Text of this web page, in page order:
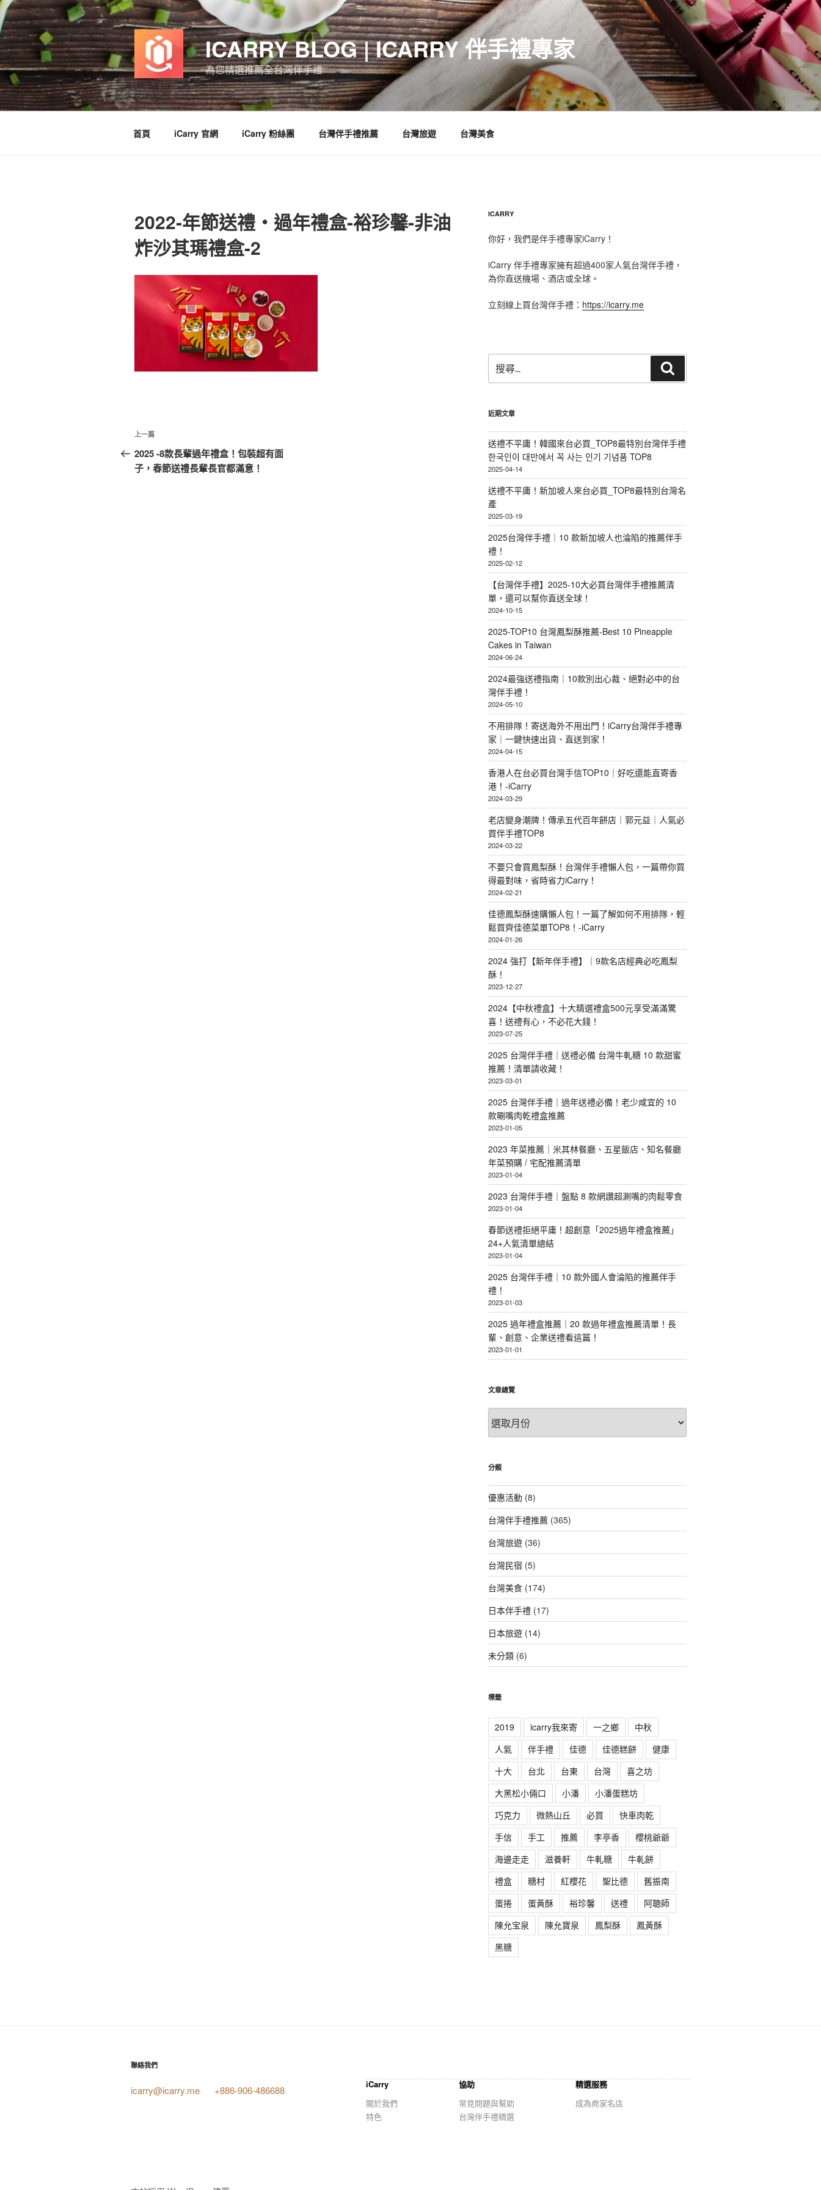
跳
至
主
要
內
容
ICARRY BLOG | ICARRY 伴手禮專家
為您精選推薦全台灣伴手禮
首頁 iCarry 官網 iCarry 粉絲團 台灣伴手禮推薦 台灣旅遊 台灣美食
2022-年節送禮・過年禮盒-裕珍馨-非油
炸沙其瑪禮盒-2
文
章
導
上
一
篇
上一篇
2025 -8款長輩過年禮盒！包裝超有面
子，春節送禮長輩長官都滿意！
ICARRY
你好，我們是伴手禮專家iCarry！
iCarry 伴手禮專家擁有超過400家人氣台灣伴手禮，
為你直送機場、酒店或全球。
立刻線上買台灣伴手禮： https://icarry.me
尋
關
字:
尋
近期文章
送禮不平庸！韓國來台必買_TOP8最特別台灣伴手禮
한국인이 대만에서 꼭 사는 인기 기념품 TOP8
2025-04-14
送禮不平庸！新加坡人來台必買_TOP8最特別台灣名
產
2025-03-19
2025台灣伴手禮｜10 款新加坡人也淪陷的推薦伴手
禮！
2025-02-12
【台灣伴手禮】2025-10大必買台灣伴手禮推薦清
單，還可以幫你直送全球！
2024-10-15
2025-TOP10 台灣鳳梨酥推薦-Best 10 Pineapple
Cakes in Taiwan
2024-06-24
2024最強送禮指南｜10款別出心裁、絕對必中的台
灣伴手禮！
2024-05-10
不用排隊！寄送海外不用出門！iCarry台灣伴手禮專
家｜一鍵快速出貨、直送到家！
2024-04-15
香港人在台必買台灣手信TOP10｜好吃還能直寄香
港！-iCarry
2024-03-29
老店變身潮牌！傳承五代百年餅店｜郭元益｜人氣必
買伴手禮TOP8
2024-03-22
不要只會買鳳梨酥！台灣伴手禮懶人包，一篇帶你買
得最對味，省時省力iCarry！
2024-02-21
佳德鳳梨酥速購懶人包！一篇了解如何不用排隊，輕
鬆買齊佳德菜單TOP8！-iCarry
2024-01-26
2024 強打【新年伴手禮】｜9款名店經典必吃鳳梨
酥！
2023-12-27
2024【中秋禮盒】十大精選禮盒500元享受滿滿驚
喜！送禮有心，不必花大錢！
2023-07-25
2025 台灣伴手禮｜送禮必備 台灣牛軋糖 10 款甜蜜
推薦！清單請收藏！
2023-03-01
2025 台灣伴手禮｜過年送禮必備！老少咸宜的 10
款唰嘴肉乾禮盒推薦
2023-01-05
2023 年菜推薦｜米其林餐廳、五星飯店、知名餐廳
年菜預購 / 宅配推薦清單
2023-01-04
2023 台灣伴手禮｜盤點 8 款網讚超涮嘴的肉鬆零食
2023-01-04
春節送禮拒絕平庸！超創意「2025過年禮盒推薦」
24+人氣清單總結
2023-01-04
2025 台灣伴手禮｜10 款外國人會淪陷的推薦伴手
禮！
2023-01-03
2025 過年禮盒推薦｜20 款過年禮盒推薦清單！長
輩、創意、企業送禮看這篇！
2023-01-01
文章總覽
章
總
分類
優惠活動(8)
台灣伴手禮推薦(365)
台灣旅遊(36)
台灣民宿 (5)
台灣美食(174)
日本伴手禮(17)
日本旅遊(14)
未分類(6)
標籤
2019 icarry我來寄 一之鄉
中秋
人氣
伴手禮 佳德 佳德糕餅
健康
十大
台北 台東 台灣
喜之坊
大黑松小倆口
小潘
小潘蛋糕坊
巧克力
微熱山丘 必買
快車肉乾
手信
手工 推薦 李亭香
櫻桃爺爺
海邊走走
滋養軒 牛軋糖
牛軋餅
禮盒
糖村 紅櫻花 聖比德
舊振南
蛋捲
蛋黃酥 裕珍馨 送禮
阿聰師
陳允宝泉
陳允寶泉 鳳梨酥
鳳黃酥
黑糖
聯絡我們
icarry@icarry.me +886-906-486688
iCarry
關於我們
特色
協助
常見問題與幫助
台灣伴手禮精選
精選服務
成為商家名店